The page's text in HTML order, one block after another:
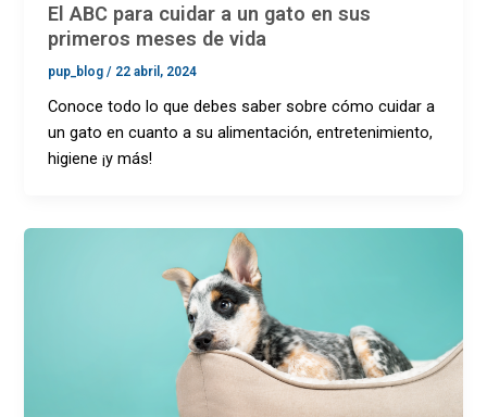
El ABC para cuidar a un gato en sus
primeros meses de vida
pup_blog/ 22 abril, 2024
Conoce todo lo que debes saber sobre cómo cuidar a
un gato en cuanto a su alimentación, entretenimiento,
higiene ¡y más!